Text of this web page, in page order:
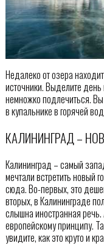
Недалеко от озера
источники. Выделите
немножко подлечиться. Вы
в купальнике в горячей
КАЛИНИНГРАД –
Калининград – самый
мечтали встретить новый
сюда. Во-первых, это
вторых, в Калининграде
слышна иностранная речь.
европейскому принципу.
увидите, как это круто и